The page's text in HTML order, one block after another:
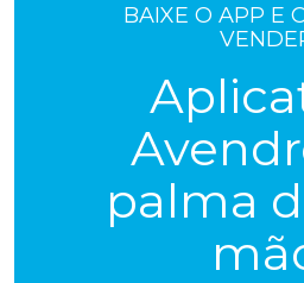
BAIXE O APP E
palma